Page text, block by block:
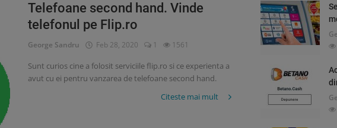
Telefoane second hand. Vinde
telefonul pe Flip.ro
George Sandru Feb 28, 2020 1 1561
Sunt curios cine a folosit serviciile flip.ro si ce experienta a
avut cu ei pentru vanzarea de telefoane second hand.
Citeste mai mult